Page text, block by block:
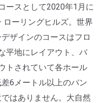
ースとして2020年1月に
ーリングヒルズ。世界
ザインのコースはフロ
平地にレイアウト、バ
トされていて各ホール
6メートル以上のバン
はありません。大自然